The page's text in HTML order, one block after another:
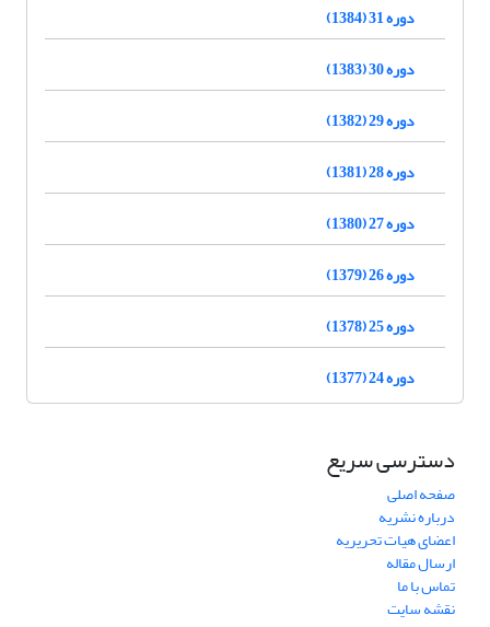
دوره 31 (1384)
دوره 30 (1383)
دوره 29 (1382)
دوره 28 (1381)
دوره 27 (1380)
دوره 26 (1379)
دوره 25 (1378)
دوره 24 (1377)
دسترسی سریع
صفحه اصلی
درباره نشریه
اعضای هیات تحریریه
ارسال مقاله
تماس با ما
نقشه سایت